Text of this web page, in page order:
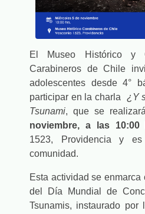
El Museo Histórico y
Carabineros de Chile
adolescentes desde 4°
participar en la charla
¿Y
Tsunami, que se
noviembre, a las 10:00
1523, Providencia y
comunidad.
Esta actividad se enmarca
del Día Mundial de
Tsunamis, instaurado por